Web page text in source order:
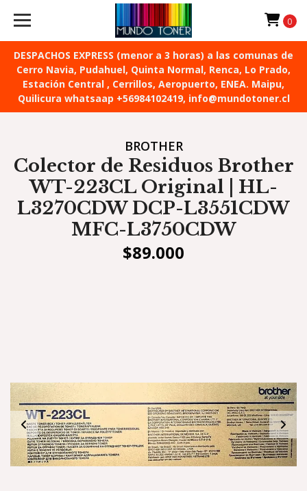
DESPACHOS EXPRESS (menor a 3 horas) a las comunas de
Cerro Navia, Pudahuel, Quinta Normal, Renca, Lo Prado,
Estación Central , Cerrillos, Aeropuerto, ENEA. Maipu,
Quilicura whatsaap +56984102419, info@mundotoner.cl
0
BROTHER
Colector de Residuos Brother
WT-223CL Original | HL-
L3270CDW DCP-L3551CDW
MFC-L3750CDW
$89.000